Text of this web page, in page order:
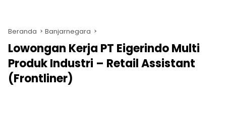
Beranda Banjarnegara
Lowongan Kerja PT Eigerindo Multi
Produk Industri – Retail Assistant
(Frontliner)